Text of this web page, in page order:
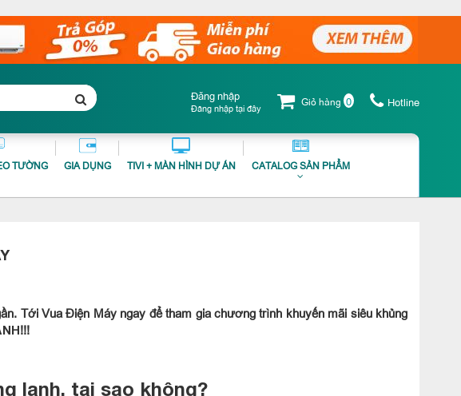
Hotline
Giỏ hàng 0
Đăng nhập
Đăng nhập tại đây
TƯỜNG GIA DỤNG TIVI + MÀN HÌNH DỰ ÁN CATALOG SẢN PHẨM
Tới Vua Điện Máy ngay để tham gia chương trình khuyến mãi siêu khủng
!!!
lạnh, tại sao không?